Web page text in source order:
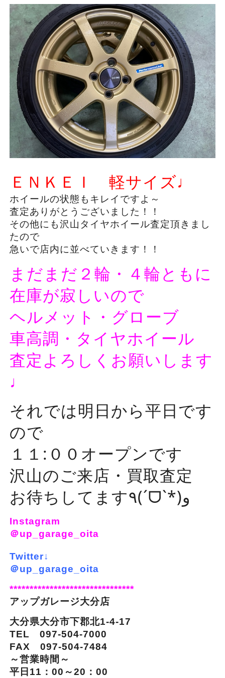
ＥＮＫＥＩ 軽サイズ♩
ホイールの状態もキレイですよ～
査定ありがとうございました！！
その他にも沢山タイヤホイール査定頂きまし
たので
急いで店内に並べていきます！！
まだまだ２輪・４輪ともに
在庫が寂しいので
ヘルメット・グローブ
車高調・タイヤホイール
査定よろしくお願いします
♩
それでは明日から平日です
ので
１１:００オープンです
沢山のご来店・買取査定
Instagram
＠up_garage_oita
Twitter↓
＠up_garage_oita
*******************************
アップガレージ大分店
大分県大分市下郡北1-4-17
TEL 097-504-7000
FAX 097-504-7484
～営業時間～
平日11：00～20：00